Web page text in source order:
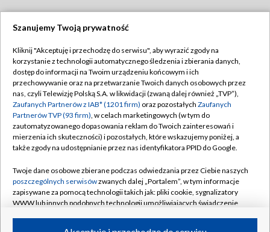
TVP
Abonament TVP
Emisja w TVP
Centrum informacji TVP
Naziemna Telewizja Cyfrowa
Rada Programowa
System NOS
Informacje o nadawcy
Regulamin TVP
Polityka prywatności
Moje zgody
Pomoc
Kontakt
Kanały
Szanujemy Twoją prywatność
Kliknij "Akceptuję i przechodzę do serwisu", aby wyrazić zgody na
korzystanie z technologii automatycznego śledzenia i zbierania danych,
dostęp do informacji na Twoim urządzeniu końcowym i ich
przechowywanie oraz na przetwarzanie Twoich danych osobowych przez
nas, czyli Telewizję Polską S.A. w likwidacji (zwaną dalej również „TVP”),
Zaufanych Partnerów z IAB* (1201 firm) oraz pozostałych Zaufanych
Partnerów TVP (93 firm), w celach marketingowych (w tym do
zautomatyzowanego dopasowania reklam do Twoich zainteresowań i
mierzenia ich skuteczności) i pozostałych, które wskazujemy poniżej, a
także zgody na udostępnianie przez nas identyfikatora PPID do Google.
Twoje dane osobowe zbierane podczas odwiedzania przez Ciebie naszych
poszczególnych serwisówzwanych dalej „Portalem”, w tym informacje
zapisywane za pomocą technologii takich jak: pliki cookie, sygnalizatory
WWW lub innych podobnych technologii umożliwiających świadczenie